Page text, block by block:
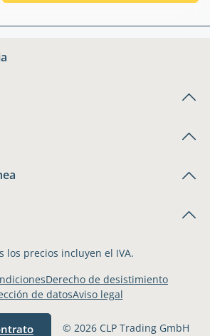
los precios incluyen el IVA.
© 2026 CLP Trading GmbH
Derecho de desistimiento
de datosAviso legal